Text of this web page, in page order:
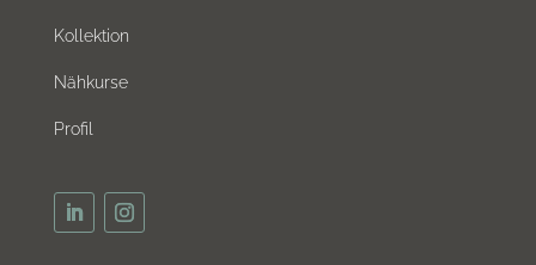
Kollektion
Nähkurse
Profil